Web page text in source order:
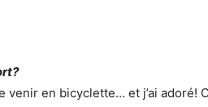
venir en bicyclette… et j’ai adoré!